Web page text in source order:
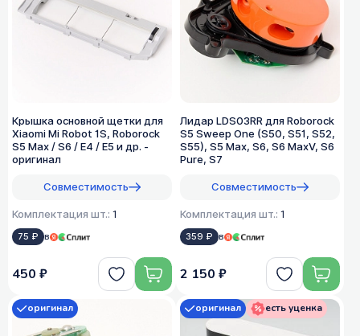
Крышка основной щетки для
Xiaomi Mi Robot 1S, Roborock
S5 Max / S6 / E4 / E5 и др. -
оригинал
Совместимость
Комплектация шт.: 1
75 ₽ в
450 ₽
Лидар LDS03RR для Roborock
S5 Sweep One (S50, S51, S52,
S55), S5 Max, S6, S6 MaxV, S6
Pure, S7
Совместимость
Комплектация шт.: 1
359 ₽ в
2 150 ₽
оригинал оригинал есть уценка